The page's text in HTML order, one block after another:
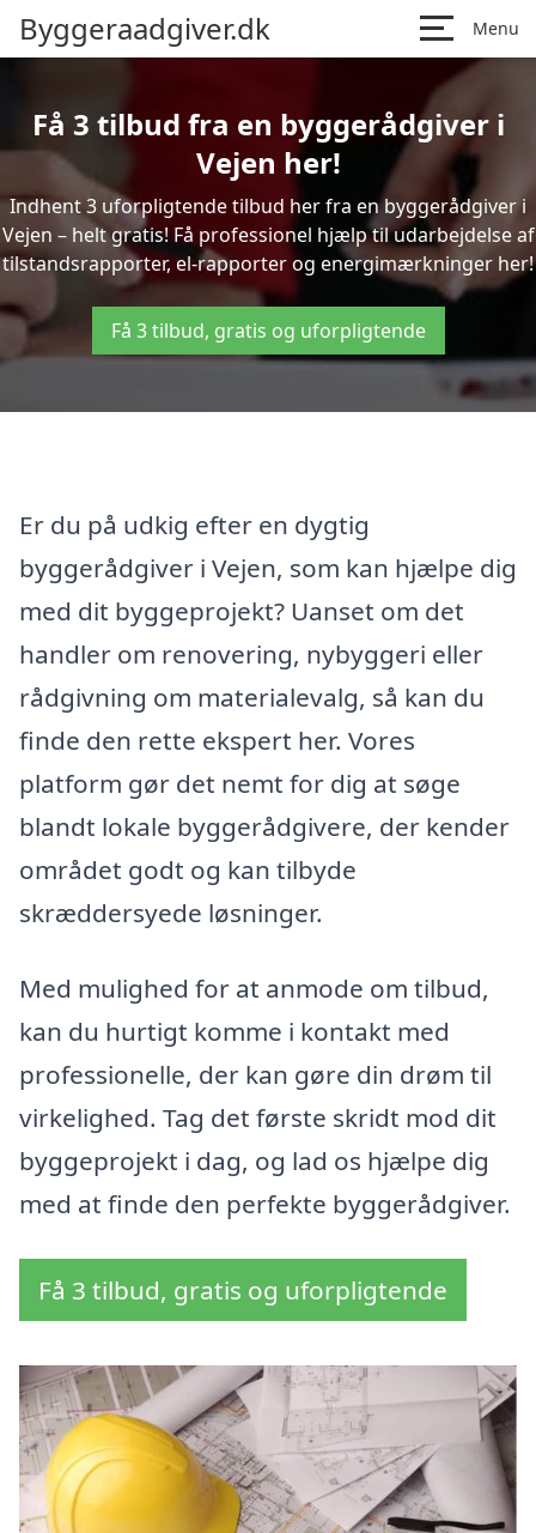
Byggeraadgiver.dk Menu
Få 3 tilbud fra en byggerådgiver i
Vejen her!
Indhent 3 uforpligtende tilbud her fra en byggerådgiver i
Vejen – helt gratis! Få professionel hjælp til udarbejdelse af
tilstandsrapporter, el-rapporter og energimærkninger her!
Få 3 tilbud, gratis og uforpligtende
Er du på udkig efter en dygtig
byggerådgiver i Vejen, som kan hjælpe dig
med dit byggeprojekt? Uanset om det
handler om renovering, nybyggeri eller
rådgivning om materialevalg, så kan du
finde den rette ekspert her. Vores
platform gør det nemt for dig at søge
blandt lokale byggerådgivere, der kender
området godt og kan tilbyde
skræddersyede løsninger.
Med mulighed for at anmode om tilbud,
kan du hurtigt komme i kontakt med
professionelle, der kan gøre din drøm til
virkelighed. Tag det første skridt mod dit
byggeprojekt i dag, og lad os hjælpe dig
med at finde den perfekte byggerådgiver.
Få 3 tilbud, gratis og uforpligtende